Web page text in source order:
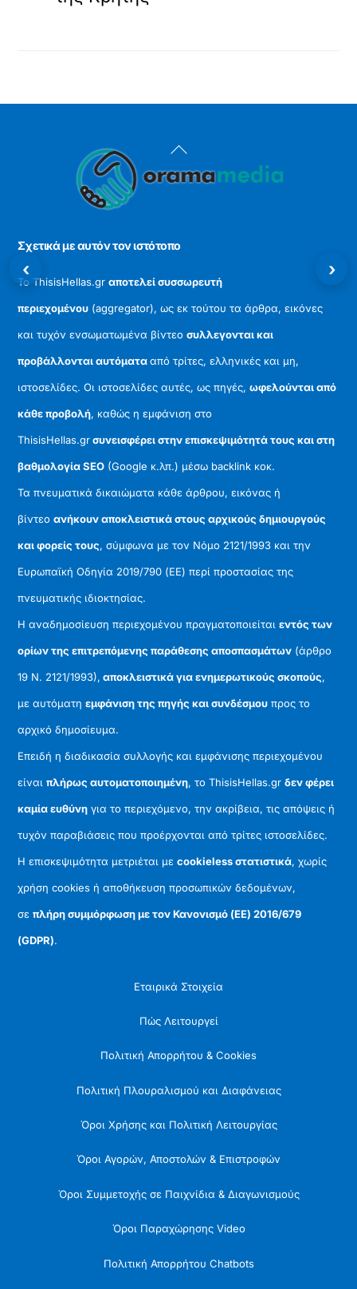
Back
To
Σχετικά με αυτόν τον ιστότοπο
Το ThisisHellas.grαποτελεί συσσωρευτή
περιεχομένου (aggregator), ως εκ τούτου τα άρθρα, εικόνες
και τυχόν ενσωματωμένα βίντεοσυλλεγονται και
προβάλλονται αυτόματααπό τρίτες, ελληνικές και μη,
ιστοσελίδες. Οι ιστοσελίδες αυτές, ως πηγές,ωφελούνται από
κάθε προβολή, καθώς η εμφάνιση στο
ThisisHellas.grσυνεισφέρει στην επισκεψιμότητά τους και στη
βαθμολογία SEO (Google κ.λπ.) μέσω backlink κοκ.
Τα πνευματικά δικαιώματα κάθε άρθρου, εικόνας ή
βίντεοανήκουν αποκλειστικά στους αρχικούς δημιουργούς
και φορείς τους, σύμφωνα με τον Νόμο 2121/1993 και την
Ευρωπαϊκή Οδηγία 2019/790 (ΕΕ) περί προστασίας της
πνευματικής ιδιοκτησίας.
Η αναδημοσίευση περιεχομένου πραγματοποιείταιεντός των
ορίων της επιτρεπόμενης παράθεσης αποσπασμάτων (άρθρο
19 Ν. 2121/1993), αποκλειστικά για ενημερωτικούς σκοπούς,
με αυτόματηεμφάνιση της πηγής και συνδέσμου προς το
αρχικό δημοσίευμα.
Επειδή η διαδικασία συλλογής και εμφάνισης περιεχομένου
είναιπλήρως αυτοματοποιημένη, το ThisisHellas.grδεν φέρει
καμία ευθύνη για το περιεχόμενο, την ακρίβεια, τις απόψεις ή
τυχόν παραβιάσεις που προέρχονται από τρίτες ιστοσελίδες.
Η επισκεψιμότητα μετριέται μεcookieless στατιστικά, χωρίς
χρήση cookies ή αποθήκευση προσωπικών δεδομένων,
σεπλήρη συμμόρφωση με τον Κανονισμό (ΕΕ) 2016/679
(GDPR).
Εταιρικά Στοιχεία
Πώς Λειτουργεί
Πολιτική Απορρήτου & Cookies
Πολιτική Πλουραλισμού και Διαφάνειας
Όροι Χρήσης και Πολιτική Λειτουργίας
Όροι Αγορών, Αποστολών & Επιστροφών
Όροι Συμμετοχής σε Παιχνίδια & Διαγωνισμούς
Όροι Παραχώρησης Video
Πολιτική Απορρήτου Chatbots
‹ ›